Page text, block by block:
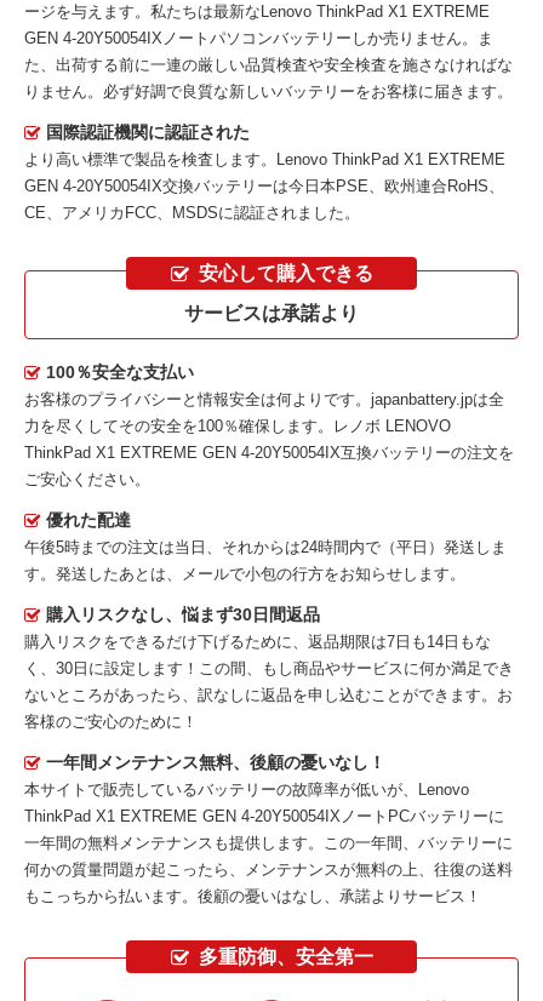
ージを与えます。私たちは最新な Lenovo ThinkPad X1 EXTREME
GEN 4-20Y50054IXノートパソコンバッテリー しか売りません。ま
た、出荷する前に一連の厳しい品質検査や安全検査を施さなければな
りません。必ず好調で良質な新しいバッテリーをお客様に届きます。
国際認証機関に認証された
より高い標準で製品を検査します。Lenovo ThinkPad X1 EXTREME
GEN 4-20Y50054IX交換バッテリーは今日本PSE、欧州連合RoHS、
CE、アメリカFCC、MSDSに認証されました。
安心して購入できる
サービスは承諾より
100％安全な支払い
お客様のプライバシーと情報安全は何よりです。japanbattery.jpは全
力を尽くしてその安全を100％確保します。
レノボ LENOVO
ThinkPad X1 EXTREME GEN 4-20Y50054IX互換バッテリーの注文を
ご安心ください。
優れた配達
午後5時までの注文は当日、それからは24時間内で（平日）発送しま
す。発送したあとは、メールで小包の行方をお知らせします。
購入リスクなし、悩まず30日間返品
購入リスクをできるだけ下げるために、返品期限は7日も14日もな
く、30日に設定します！この間、もし商品やサービスに何か満足でき
ないところがあったら、訳なしに返品を申し込むことができます。お
客様のご安心のために！
一年間メンテナンス無料、後顧の憂いなし！
本サイトで販売しているバッテリーの故障率が低いが、
Lenovo
ThinkPad X1 EXTREME GEN 4-20Y50054IXノートPCバッテリーに
一年間の無料メンテナンスも提供します。この一年間、バッテリーに
何かの質量問題が起こったら、メンテナンスが無料の上、往復の送料
もこっちから払います。後顧の憂いはなし、承諾よりサービス！
多重防御、安全第一